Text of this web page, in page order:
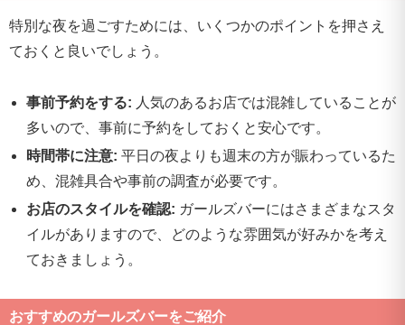
特別な夜を過ごすためには、いくつかのポイントを押さえ
ておくと良いでしょう。
事前予約をする: 人気のあるお店では混雑していることが
多いので、事前に予約をしておくと安心です。
時間帯に注意: 平日の夜よりも週末の方が賑わっているた
め、混雑具合や事前の調査が必要です。
お店のスタイルを確認: ガールズバーにはさまざまなスタ
イルがありますので、どのような雰囲気が好みかを考え
ておきましょう。
おすすめのガールズバーをご紹介